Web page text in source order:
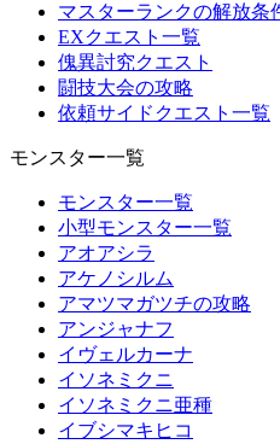
マスターランクの解放条
EXクエスト一覧
傀異討究クエスト
闘技大会の攻略
依頼サイドクエスト一覧
モンスター一覧
モンスター一覧
小型モンスター一覧
アオアシラ
アケノシルム
アマツマガツチの攻略
アンジャナフ
イヴェルカーナ
イソネミクニ
イソネミクニ亜種
イブシマキヒコ